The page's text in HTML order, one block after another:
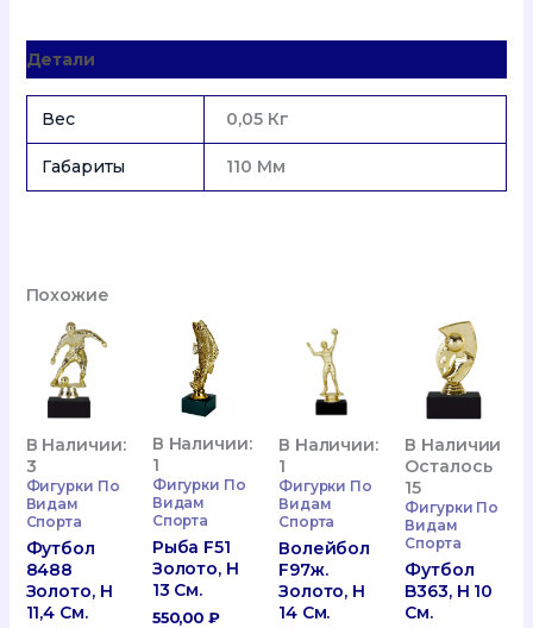
H
11
Детали
Вес 0,05 Кг
Габариты 110 Мм
Похожие
В Наличии:
3
Фигурки По
Видам
Спорта
Футбол
8488
Золото, H
11,4 См.
В Наличии:
1
Фигурки По
Видам
Спорта
Рыба F51
Золото, H
13 См.
550,00₽
В Наличии:
1
Фигурки По
Видам
Спорта
Волейбол
F97ж.
Золото, H
14 См.
В Наличии
Осталось
15
Фигурки По
Видам
Спорта
Футбол
B363, H 10
См.